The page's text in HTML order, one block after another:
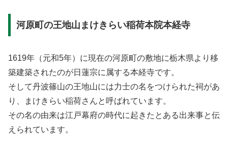
河原町の王地山まけきらい稲荷本院本経寺
1619年（元和5年）に現在の河原町の敷地に栃木県より移
築建築されたのが日蓮宗に属する本経寺です。
そして丹波篠山の王地山には力士の名をつけられた祠があ
り、まけきらい稲荷さんと呼ばれています。
その名の由来は江戸幕府の時代に起きたとある出来事と伝
えられています。